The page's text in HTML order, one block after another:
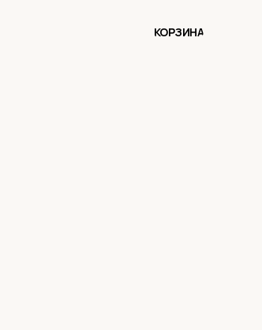
КОРЗИНА